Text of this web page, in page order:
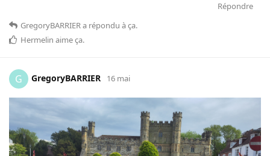
Répondre
GregoryBARRIERa répondu à ça.
Hermelin aime ça.
G GregoryBARRIER 16 mai